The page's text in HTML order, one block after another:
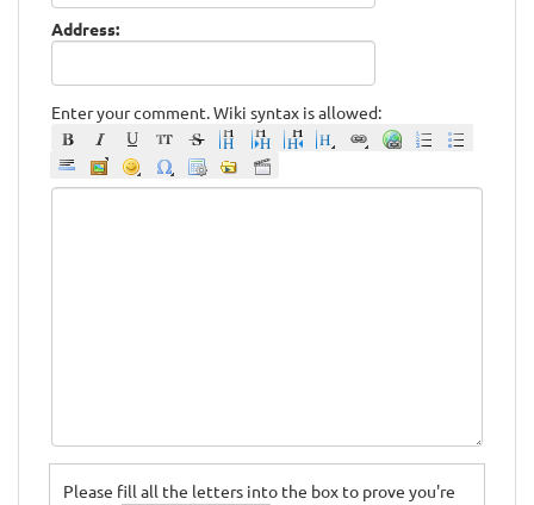
Address:
Enter your comment. Wiki syntax is allowed:
Please fill all the letters into the box to prove you're